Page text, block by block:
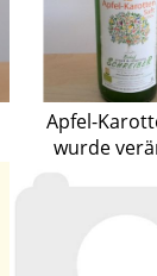
Apfel-
wurde